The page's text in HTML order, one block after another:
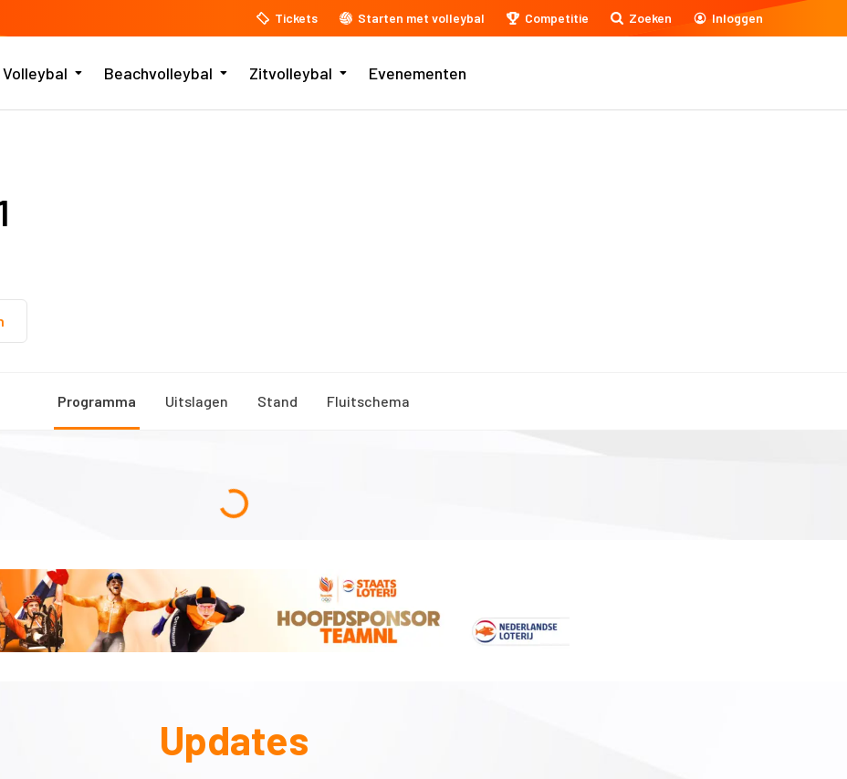
Tickets Starten met volleybal Competitie Zoeken Inloggen
Volleybal Beachvolleybal Zitvolleybal Evenementen
Programma Uitslagen Stand Fluitschema
Updates